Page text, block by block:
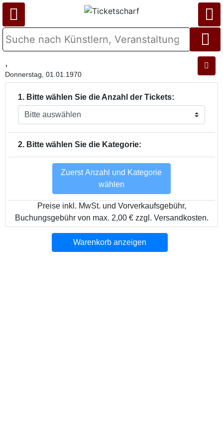
,
Donnerstag, 01.01.1970
1. Bitte wählen Sie die Anzahl der Tickets:
2. Bitte wählen Sie die Kategorie:
Zuerst Anzahl und Kategorie
wählen
Preise inkl. MwSt. und Vorverkaufsgebühr,
Buchungsgebühr von max. 2,00 € zzgl. Versandkosten.
Warenkorb anzeigen